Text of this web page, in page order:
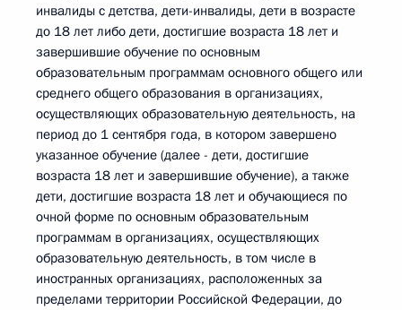
инвалиды с детства, дети-инвалиды, дети в возрасте
до 18 лет либо дети, достигшие возраста 18 лет и
завершившие обучение по основным
образовательным программам основного общего или
среднего общего образования в организациях,
осуществляющих образовательную деятельность, на
период до 1 сентября года, в котором завершено
указанное обучение (далее - дети, достигшие
возраста 18 лет и завершившие обучение), а также
дети, достигшие возраста 18 лет и обучающиеся по
очной форме по основным образовательным
программам в организациях, осуществляющих
образовательную деятельность, в том числе в
иностранных организациях, расположенных за
пределами территории Российской Федерации, до